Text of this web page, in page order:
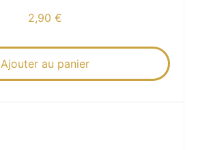
2,90 €
Ajouter au panier